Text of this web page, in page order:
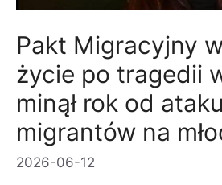
Pakt Migracyjny
życie po tragedii
minął rok od ataku
migrantów na
2026-06-12